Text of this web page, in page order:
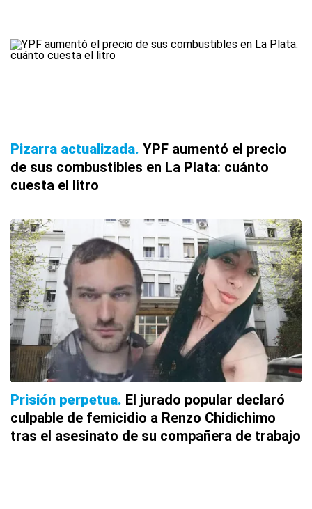
Pizarra actualizada YPF aumentó el precio
de sus combustibles en La Plata: cuánto
cuesta el litro
Prisión perpetua El jurado popular declaró
culpable de femicidio a Renzo Chidichimo
tras el asesinato de su compañera de trabajo